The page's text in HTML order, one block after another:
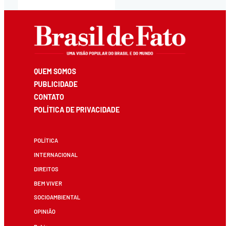
QUEM SOMOS
PUBLICIDADE
CONTATO
POLÍTICA DE PRIVACIDADE
POLÍTICA
INTERNACIONAL
DIREITOS
BEM VIVER
SOCIOAMBIENTAL
OPINIÃO